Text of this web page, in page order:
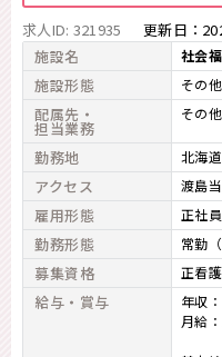
求人ID: 321935 更新日：
施設名
社会
施設形態 その他
配属先・
担当業務
その他
勤務地 北海
アクセス 渡島
雇用形態 正社員
勤務形態 常勤
募集資格 正看
給与・賞与
年収
月給